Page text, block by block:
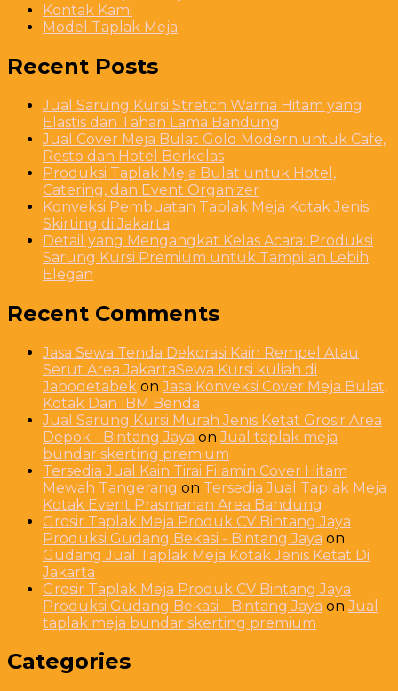
Kontak Kami
Model Taplak Meja
Recent Posts
Jual Sarung Kursi Stretch Warna Hitam yang
Elastis dan Tahan Lama Bandung
Jual Cover Meja Bulat Gold Modern untuk Cafe,
Resto dan Hotel Berkelas
Produksi Taplak Meja Bulat untuk Hotel,
Catering, dan Event Organizer
Konveksi Pembuatan Taplak Meja Kotak Jenis
Skirting di Jakarta
Detail yang Mengangkat Kelas Acara: Produksi
Sarung Kursi Premium untuk Tampilan Lebih
Elegan
Recent Comments
Jasa Sewa Tenda Dekorasi Kain Rempel Atau
Serut Area JakartaSewa Kursi kuliah di
Jabodetabek onJasa Konveksi Cover Meja Bulat,
Kotak Dan IBM Benda
Jual Sarung Kursi Murah Jenis Ketat Grosir Area
Depok - Bintang Jaya onJual taplak meja
bundar skerting premium
Tersedia Jual Kain Tirai Filamin Cover Hitam
Mewah Tangerang on Tersedia Jual Taplak Meja
Kotak Event Prasmanan Area Bandung
Grosir Taplak Meja Produk CV Bintang Jaya
Produksi Gudang Bekasi - Bintang Jaya on
Gudang Jual Taplak Meja Kotak Jenis Ketat Di
Jakarta
Grosir Taplak Meja Produk CV Bintang Jaya
Produksi Gudang Bekasi - Bintang Jaya onJual
taplak meja bundar skerting premium
Categories